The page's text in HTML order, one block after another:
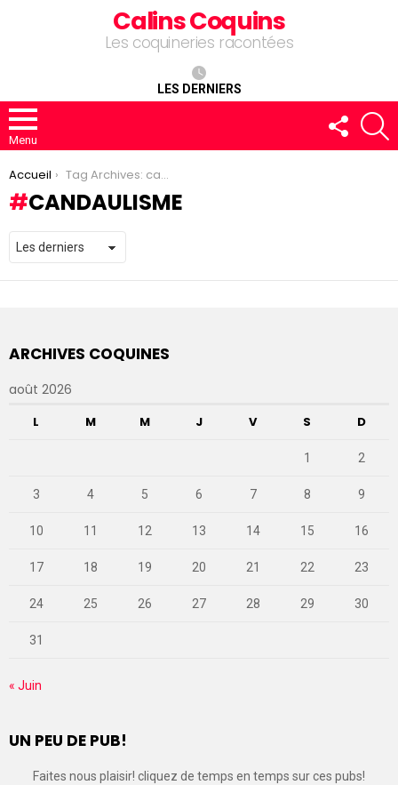
Calins Coquins
Les coquineries racontées
LES DERNIERS
Menu
FOLLOW
US
You are here:
Accueil Tag Archives: candaulisme
CANDAULISME
ARCHIVES COQUINES
août 2026
L M M J V S D
1 2
3 4 5 6 7 8 9
10 11 12 13 14 15 16
17 18 19 20 21 22 23
24 25 26 27 28 29 30
31
« Juin
UN PEU DE PUB!
Faites nous plaisir! cliquez de temps en temps sur ces pubs!